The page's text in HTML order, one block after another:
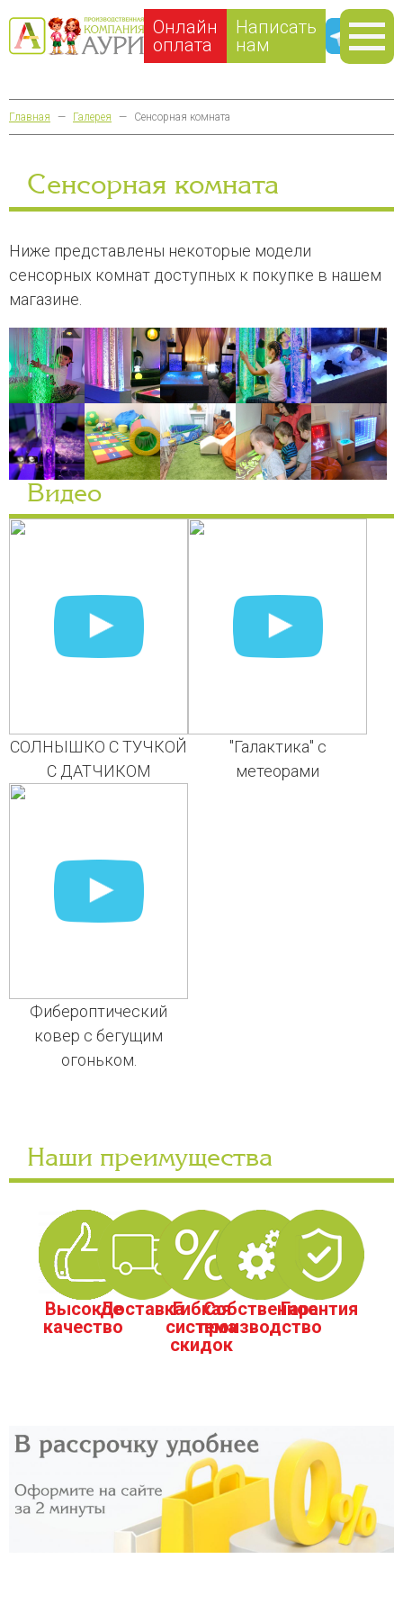
Онлайн
оплата
Написать
нам
Главная — Галерея — Сенсорная комната
Сенсорная комната
Ниже представлены некоторые модели
cенсорных комнат доступных к покупке в нашем
магазине.
Видео
СОЛНЫШКО С ТУЧКОЙ
С ДАТЧИКОМ
"Галактика" с
метеорами
Фибероптический
ковер с бегущим
огоньком.
Наши преимущества
Высокое
качество
ДоставкаГибкая
система
скидок
Собственное
производство
Гарантия